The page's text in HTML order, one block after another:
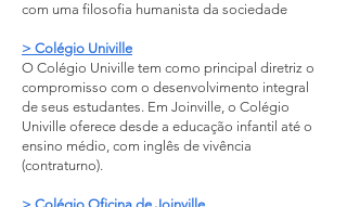
com uma filosofia humanista da sociedade
> Colégio Univille
O Colégio Univille tem como principal diretriz o
compromisso com o desenvolvimento integral
de seus estudantes. Em Joinville, o Colégio
Univille oferece desde a educação infantil até o
ensino médio, com inglês de vivência
(contraturno).